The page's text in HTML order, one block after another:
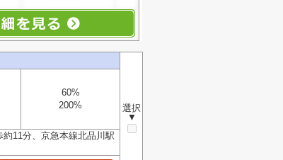
選択
▼
60%
200%
11分、京急本線北品川駅